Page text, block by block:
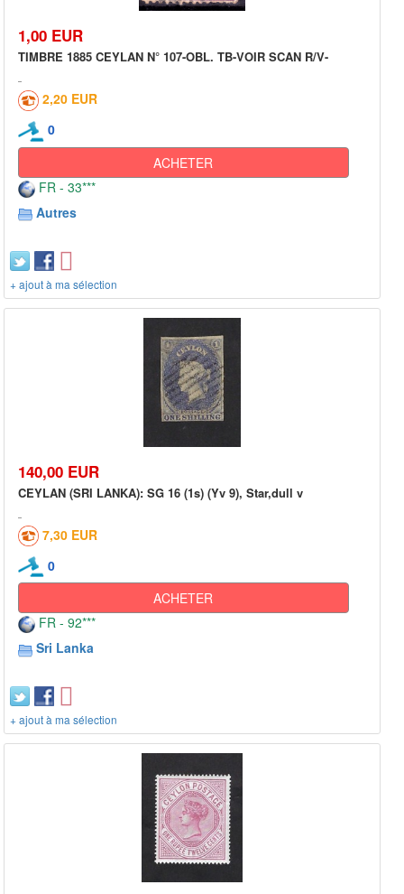
1,00 EUR
TIMBRE 1885 CEYLAN N° 107-OBL. TB-VOIR SCAN R/V-
2,20 EUR
0
ACHETER
FR - 33***
Autres
+ ajout à ma sélection
140,00 EUR
CEYLAN (SRI LANKA): SG 16 (1s) (Yv 9), Star,dull v
7,30 EUR
0
ACHETER
FR - 92***
Sri Lanka
+ ajout à ma sélection